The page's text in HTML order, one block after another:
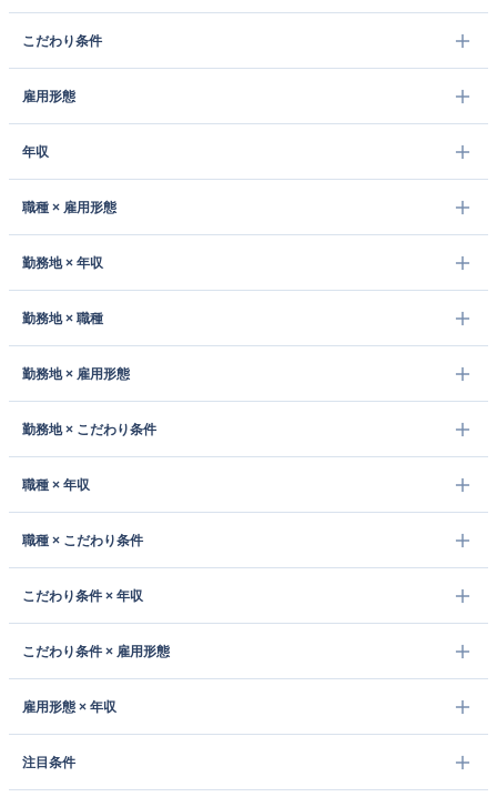
こだわり条件
雇用形態
年収
職種 × 雇用形態
勤務地 × 年収
勤務地 × 職種
勤務地 × 雇用形態
勤務地 × こだわり条件
職種 × 年収
職種 × こだわり条件
こだわり条件 × 年収
こだわり条件 × 雇用形態
雇用形態 × 年収
注目条件